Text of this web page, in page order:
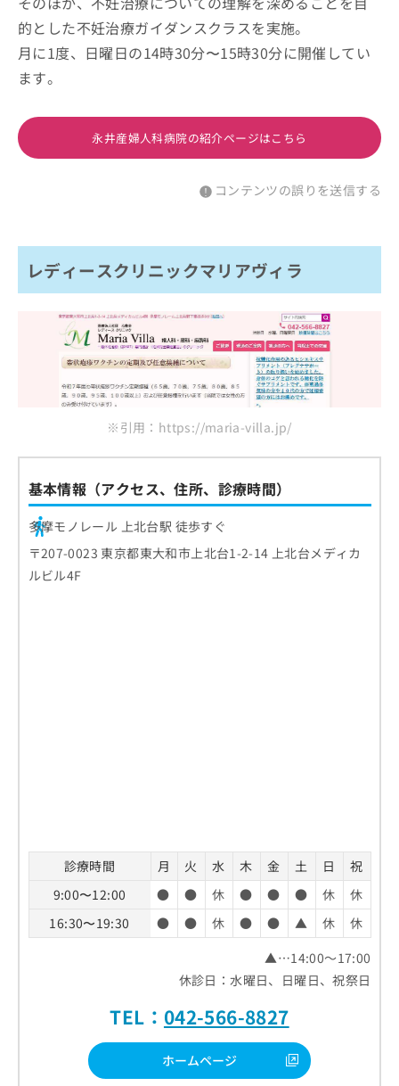
的とした不妊治療ガイダンスクラスを実施。
月に1度、日曜日の14時30分〜15時30分に開催してい
ます。
永井産婦人科病院の紹介ページはこちら
コンテンツの誤りを送信する
レディースクリニックマリアヴィラ
※引用：https://maria-villa.jp/
基本情報（アクセス、住所、診療時間）
多摩モノレール 上北台駅 徒歩すぐ
〒207-0023 東京都東大和市上北台1-2-14 上北台メディカ
ルビル4F
診療時間 月 火 水 木 金 土 日
祝
9:00〜12:00
● ● 休 ● ● ● 休
休
16:30〜19:30
● ● 休 ● ● ▲ 休
休
▲…14:00～17:00
休診日：水曜日、日曜日、祝祭日
TEL： 042-566-8827
ホームページ